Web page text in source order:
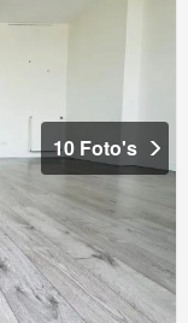
10 Foto's